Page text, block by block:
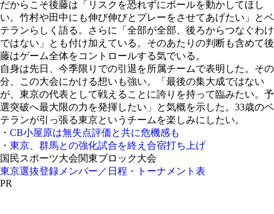
だからこそ後藤は「リスクを恐れずにボールを動かしてほし
い。竹村や田中にも伸び伸びとプレーをさせてあげたい」とベ
テランらしく語る。さらに「全部が全部、後ろからつなぐわけ
ではない」とも付け加えている。そのあたりの判断も含めて後
藤はゲーム全体をコントロールする気でいる。
自身は先日、今季限りでの引退を所属チームで表明した。その
分、この大会にかける想いも強い。「最後の集大成ではない
が、東京の代表として戦えることに誇りを持って臨みたい。予
選突破へ最大限の力を発揮したい」と気概を示した。33歳のベ
テランが引っ張る東京というチームを楽しみにしたい。
・ CB小屋原は無失点評価と共に危機感も
・ 東京、群馬との強化試合を終え合宿打ち上げ
国民スポーツ大会関東ブロック大会
東京選抜登録メンバー／日程・トーナメント表
PR